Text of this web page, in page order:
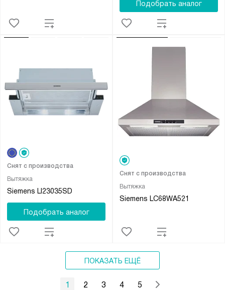
Подобрать аналог
Вытяжка
Siemens LI23035SD
Снят с производства
Подобрать аналог
Вытяжка
Siemens LC68WA521
Снят с производства
ПОКАЗАТЬ ЕЩЁ
1 2 3 4 5